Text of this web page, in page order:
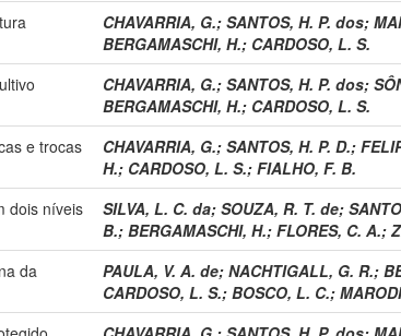
CHAVARRIA, G.; SANTOS, H. P. dos;
BERGAMASCHI, H.; CARDOSO, L. S.
CHAVARRIA, G.; SANTOS, H. P. dos;
BERGAMASCHI, H.; CARDOSO, L. S.
e trocas
CHAVARRIA, G.; SANTOS, H. P. D.;
H.; CARDOSO, L. S.; FIALHO, F. B.
dois níveis
SILVA, L. C. da; SOUZA, R. T. de;
B.; BERGAMASCHI, H.; FLORES, C. A.;
da
PAULA, V. A. de; NACHTIGALL, G. R.;
CARDOSO, L. S.; BOSCO, L. C.;